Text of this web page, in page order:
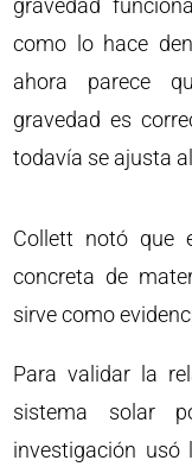
gravedad
como lo hace
ahora parece
gravedad es
todavía se ajusta
Collett notó que
concreta de
sirve como
Para validar la
sistema solar
investigación usó